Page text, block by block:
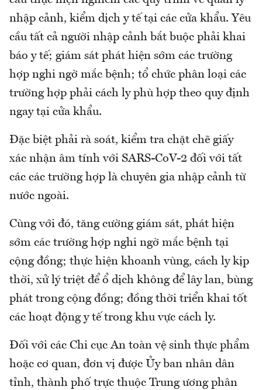
nhập cảnh, kiểm dịch y tế tại các cửa khẩu. Yêu
cầu tất cả người nhập cảnh bắt buộc phải khai
báo y tế; giám sát phát hiện sớm các trường
hợp nghi ngờ mắc bệnh; tổ chức phân loại các
trường hợp phải cách ly phù hợp theo quy định
ngay tại cửa khẩu.
Đặc biệt phải rà soát, kiểm tra chặt chẽ giấy
xác nhận âm tính với SARS-CoV-2 đối với tất
các các trường hợp là chuyên gia nhập cảnh từ
nước ngoài.
Cùng với đó, tăng cường giám sát, phát hiện
sớm các trường hợp nghi ngờ mắc bệnh tại
cộng đồng; thực hiện khoanh vùng, cách ly kịp
thời, xử lý triệt để ổ dịch không để lây lan, bùng
phát trong cộng đồng; đồng thời triển khai tốt
các hoạt động y tế trong khu vực cách ly.
Đối với các Chi cục An toàn vệ sinh thực phẩm
hoặc cơ quan, đơn vị được Ủy ban nhân dân
tỉnh, thành phố trực thuộc Trung ương phân